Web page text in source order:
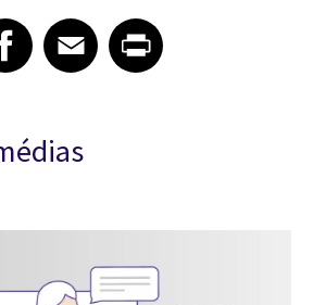
article on Facebook
Facebook
Share article on Email
EmailShare article on Print